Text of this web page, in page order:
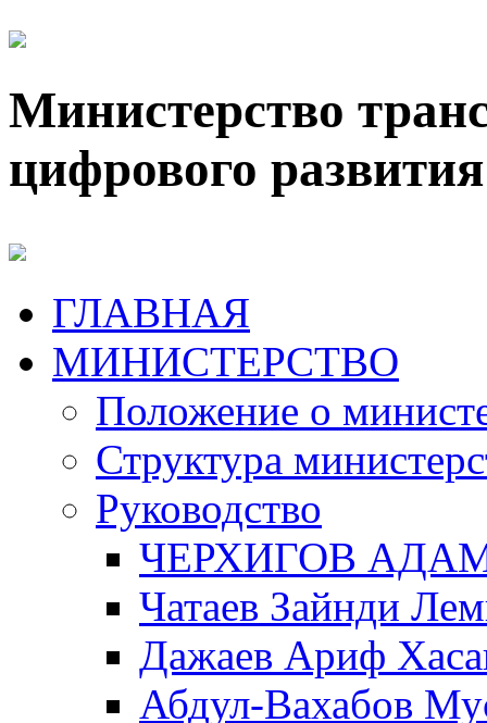
Министерство
цифрового
ГЛАВНАЯ
МИНИСТЕРСТВО
Положение о
Структура
Руководство
ЧЕРХИГОВ
Чатаев Зайнди
Дажаев Ариф
Абдул-Вахабов